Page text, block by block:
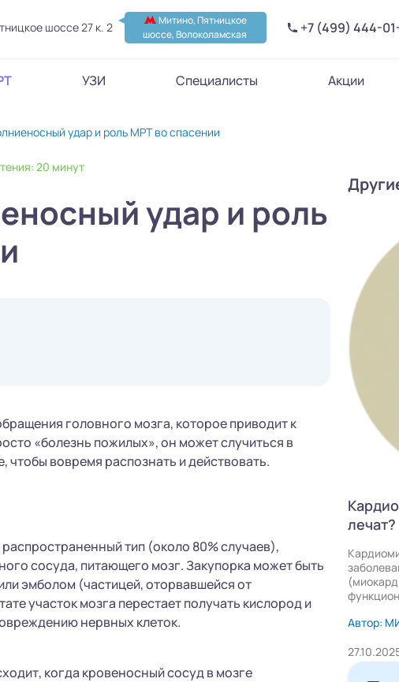
шоссе 27 к. 2
Митино, Пятницкое
шоссе, Волоколамская
+7 (499) 444-
УЗИ Специалисты Акции
удар и роль МРТ во спасении
20 минут
удар и роль
головного мозга, которое приводит к
«болезнь пожилых», он может случиться в
чтобы вовремя распознать и действовать.
тип (около 80% случаев),
сосуда, питающего мозг. Закупорка может быть
эмболом (частицей, оторвавшейся от
участок мозга перестает получать кислород и
нервных клеток.
когда кровеносный сосуд в мозге
лечат?
Автор: